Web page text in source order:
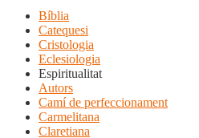
Bíblia
Catequesi
Cristologia
Eclesiologia
Espiritualitat
Autors
Camí de perfeccionament
Carmelitana
Claretiana